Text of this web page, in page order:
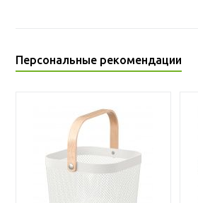
Персональные рекомендации